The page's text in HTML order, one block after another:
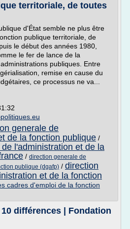
territoriale, de toutes
d'État semble ne plus être
publique territoriale, de
le début des années 1980,
le fer de lance de la
publiques. Entre
remise en cause du
ce processus ne va...
generale de
de la fonction publique /
l'administration et de la
/ direction generale de
publique (dgafp) / direction
et de la fonction
cadres d'emploi de la fonction
différences | Fondation